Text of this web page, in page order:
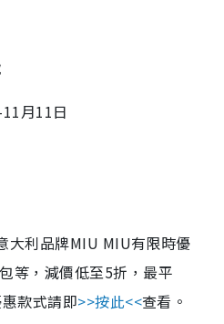
月11日
大利品牌MIU MIU有限時優
等，減價低至5折，最平
款式請即>>按此<<查看。